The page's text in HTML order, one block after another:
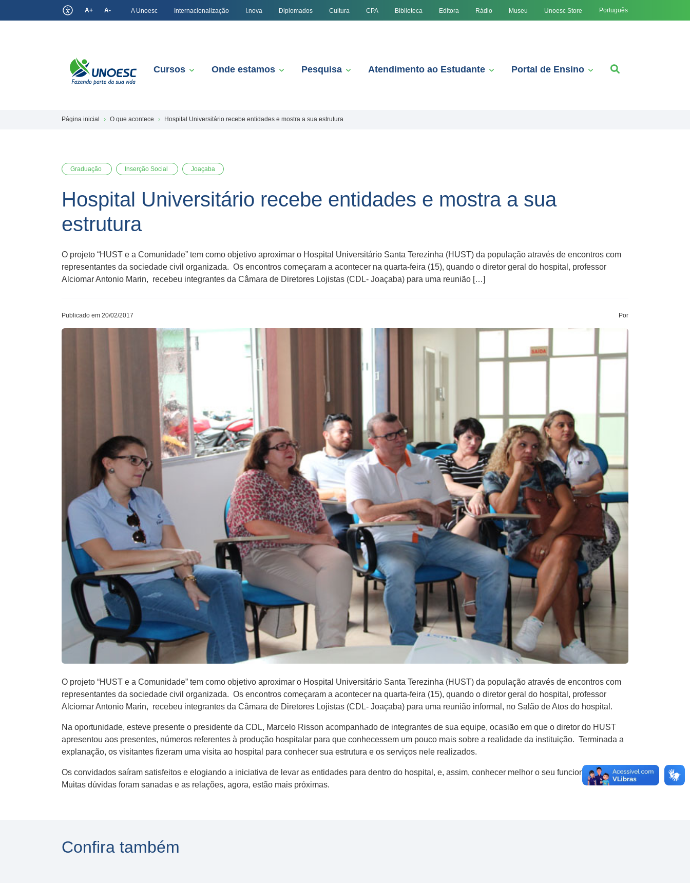
A+ A- A Unoesc Internacionalização I.nova Diplomados Cultura CPA Biblioteca Editora Rádio Museu Unoesc Store Português
Cursos Onde estamos Pesquisa Atendimento ao Estudante Portal de Ensino
Página inicial O que acontece Hospital Universitário recebe entidades e mostra a sua estrutura
Graduação Inserção Social Joaçaba
Hospital Universitário recebe entidades e mostra a sua
estrutura
O projeto “HUST e a Comunidade” tem como objetivo aproximar o Hospital Universitário Santa Terezinha (HUST) da população através de encontros com
representantes da sociedade civil organizada. Os encontros começaram a acontecer na quarta-feira (15), quando o diretor geral do hospital, professor
Alciomar Antonio Marin, recebeu integrantes da Câmara de Diretores Lojistas (CDL- Joaçaba) para uma reunião […]
Publicado em 20/02/2017 Por
O projeto “HUST e a Comunidade” tem como objetivo aproximar o Hospital Universitário Santa Terezinha (HUST) da população através de encontros com
representantes da sociedade civil organizada. Os encontros começaram a acontecer na quarta-feira (15), quando o diretor geral do hospital, professor
Alciomar Antonio Marin, recebeu integrantes da Câmara de Diretores Lojistas (CDL- Joaçaba) para uma reunião informal, no Salão de Atos do hospital.
Na oportunidade, esteve presente o presidente da CDL, Marcelo Risson acompanhado de integrantes de sua equipe, ocasião em que o diretor do HUST
apresentou aos presentes, números referentes à produção hospitalar para que conhecessem um pouco mais sobre a realidade da instituição. Terminada a
explanação, os visitantes fizeram uma visita ao hospital para conhecer sua estrutura e os serviços nele realizados.
Os convidados saíram satisfeitos e elogiando a iniciativa de levar as entidades para dentro do hospital, e, assim, conhecer melhor o seu funcionamento.
Muitas dúvidas foram sanadas e as relações, agora, estão mais próximas.
Confira também